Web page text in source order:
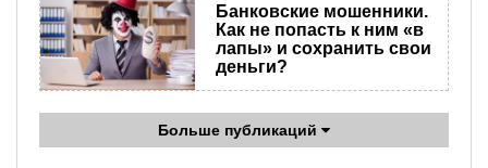
Банковские мошенники.
Как не попасть к ним «в
лапы» и сохранить свои
деньги?
Больше публикаций